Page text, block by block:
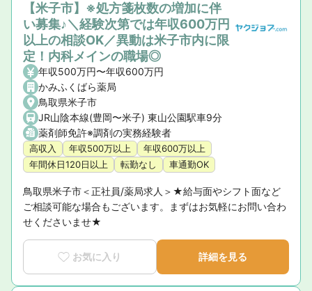
【米子市】※処方箋枚数の増加に伴
い募集♪＼経験次第では年収600万円
以上の相談OK／異動は米子市内に限
定！内科メインの職場◎
年収500万円〜年収600万円
かみふくばら薬局
鳥取県米子市
JR山陰本線(豊岡〜米子) 東山公園駅車9分
薬剤師免許※調剤の実務経験者
高収入 年収500万以上
年収600万以上
年間休日120日以上
転勤なし 車通勤OK
鳥取県米子市＜正社員/薬局求人＞★給与面やシフト面など
ご相談可能な場合もございます。まずはお気軽にお問い合わ
せくださいませ★
お気に入り 詳細を見る